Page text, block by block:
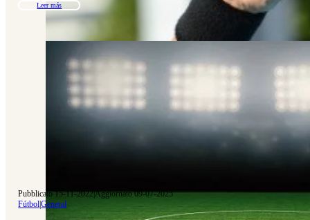
Leer más
Pubblicato 15-11-2022|Aggiornato 09-07-2025
Fútbol|General